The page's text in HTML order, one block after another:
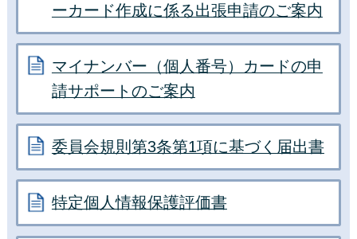
ーカード作成に係る出張申請のご案内
マイナンバー（個人番号）カードの申
請サポートのご案内
委員会規則第3条第1項に基づく届出書
特定個人情報保護評価書